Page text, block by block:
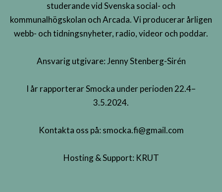
studerande vid Svenska social- och
kommunalhögskolan och Arcada. Vi producerar årligen
webb- och tidningsnyheter, radio, videor och poddar.
Ansvarig utgivare: Jenny Stenberg-Sirén
I år rapporterar Smocka under perioden 22.4–
3.5.2024.
Kontakta oss på: smocka.fi@gmail.com
Hosting & Support: KRUT